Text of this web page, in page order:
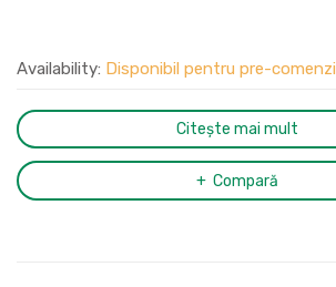
Availability: Disponibil pentru pre-comenzi
Citește mai mult
Compară